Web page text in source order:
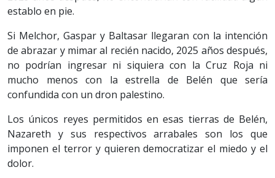
establo en pie.
Si Melchor, Gaspar y Baltasar llegaran con la intención
de abrazar y mimar al recién nacido, 2025 años después,
no podrían ingresar ni siquiera con la Cruz Roja ni
mucho menos con la estrella de Belén que sería
confundida con un dron palestino.
Los únicos reyes permitidos en esas tierras de Belén,
Nazareth y sus respectivos arrabales son los que
imponen el terror y quieren democratizar el miedo y el
dolor.